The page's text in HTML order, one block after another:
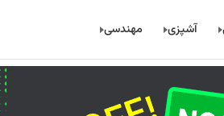
آشپزی مهندسی